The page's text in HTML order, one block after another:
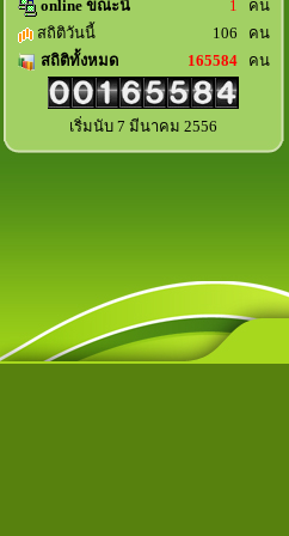
online ขณะนี้ 1 คน
สถิติวันนี้
106 คน
สถิติทั้งหมด
165584คน
เริ่มนับ 7 มีนาคม 2556